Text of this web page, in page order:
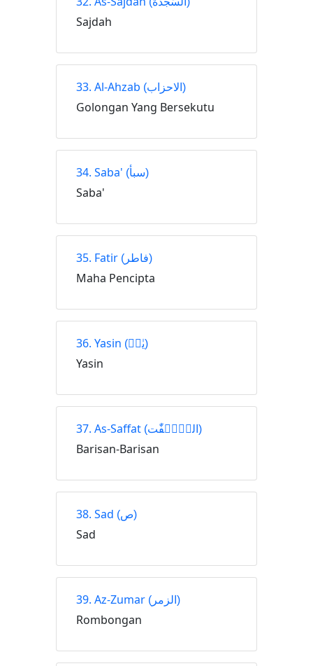
Sajdah
33. Al-Ahzab (الاحزاب)
Golongan Yang Bersekutu
34. Saba' (سبأ)
Saba'
35. Fatir (فاطر)
Maha Pencipta
36. Yasin (يٰسۤ)
Yasin
37. As-Saffat (الصّٰۤفّٰت)
Barisan-Barisan
38. Sad (ص)
Sad
39. Az-Zumar (الزمر)
Rombongan